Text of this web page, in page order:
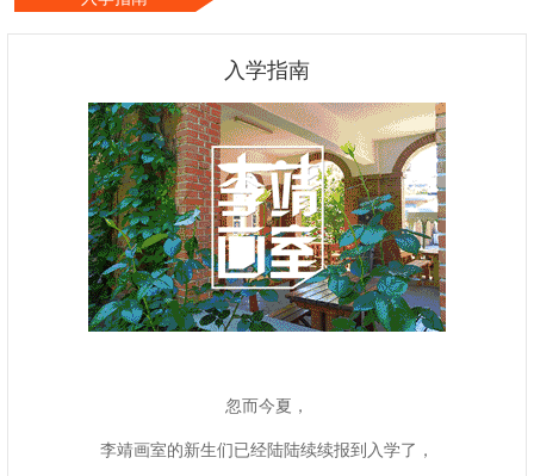
入学指南
忽而今夏，
李靖画室的新生们已经陆陆续续报到入学了，